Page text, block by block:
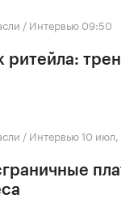
/ Интервью 09:50
ритейла:
/ Интервью10 июл,